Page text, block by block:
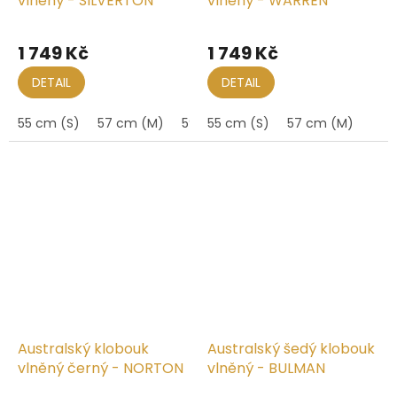
1 749 Kč
DETAIL
55 cm (S) 57 cm (M) 59 cm (L)
1 749 Kč
DETAIL
55 cm (S) 57 cm (M)
Australský klobouk
vlněný černý - NORTON
Australský šedý klobouk
vlněný - BULMAN